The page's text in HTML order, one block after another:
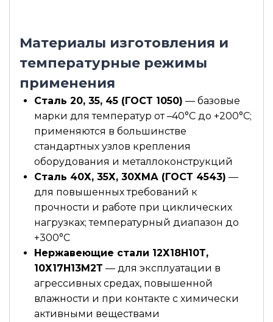
Материалы изготовления и
температурные режимы
применения
Сталь 20, 35, 45 (ГОСТ 1050) — базовые
марки для температур от –40°С до +200°С;
применяются в большинстве
стандартных узлов крепления
оборудования и металлоконструкций
Сталь 40Х, 35Х, 30ХМА (ГОСТ 4543) —
для повышенных требований к
прочности и работе при циклических
нагрузках; температурный диапазон до
+300°С
Нержавеющие стали 12Х18Н10Т,
10Х17Н13М2Т — для эксплуатации в
агрессивных средах, повышенной
влажности и при контакте с химически
активными веществами